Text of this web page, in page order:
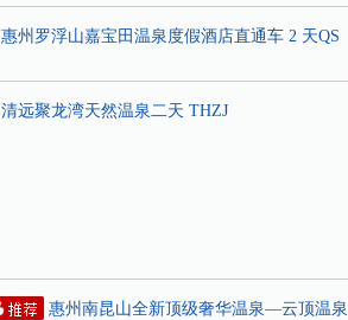
惠州罗浮山嘉宝田温泉度假酒店直通车 2 天QS
清远聚龙湾天然温泉二天 THZJ
惠州南昆山全新顶级奢华温泉—云顶温泉